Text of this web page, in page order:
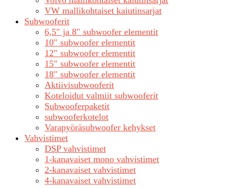
VW mallikohtaiset kaiutinsarjat
Subwooferit
6,5″ ja 8″ subwoofer elementit
10″ subwoofer elementit
12″ subwoofer elementit
15″ subwoofer elementit
18″ subwoofer elementit
Aktiivisubwooferit
Koteloidut valmiit subwooferit
Subwooferpaketit
subwooferkotelot
Varapyöräsubwoofer kehykset
Vahvistimet
DSP vahvistimet
1-kanavaiset mono vahvistimet
2-kanavaiset vahvistimet
4-kanavaiset vahvistimet